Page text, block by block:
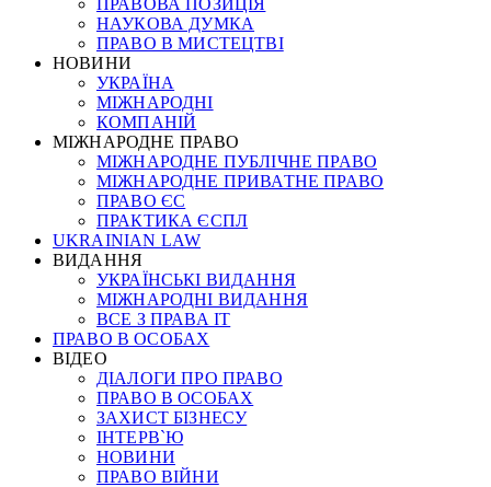
ПРАВОВА ПОЗИЦІЯ
НАУКОВА ДУМКА
ПРАВО В МИСТЕЦТВІ
НОВИНИ
УКРАЇНА
МІЖНАРОДНІ
КОМПАНІЙ
МІЖНАРОДНЕ ПРАВО
МІЖНАРОДНЕ ПУБЛІЧНЕ ПРАВО
МІЖНАРОДНЕ ПРИВАТНЕ ПРАВО
ПРАВО ЄС
ПРАКТИКА ЄСПЛ
UKRAINIAN LAW
ВИДАННЯ
УКРАЇНСЬКІ ВИДАННЯ
МІЖНАРОДНІ ВИДАННЯ
ВСЕ З ПРАВА ІТ
ПРАВО В ОСОБАХ
ВІДЕО
ДІАЛОГИ ПРО ПРАВО
ПРАВО В ОСОБАХ
ЗАХИСТ БІЗНЕСУ
ІНТЕРВ`Ю
НОВИНИ
ПРАВО ВІЙНИ